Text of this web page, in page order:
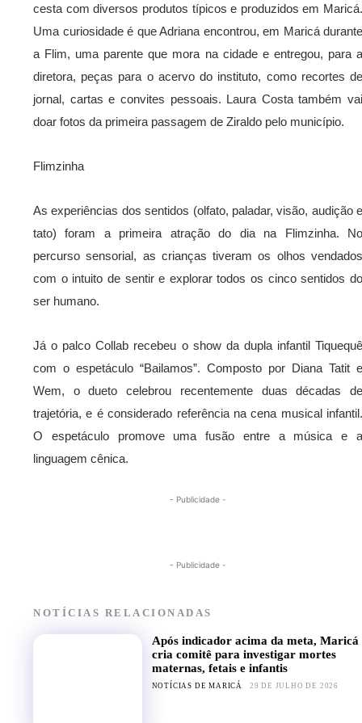
cesta com diversos produtos típicos e produzidos em Maricá.
Uma curiosidade é que Adriana encontrou, em Maricá durante
a Flim, uma parente que mora na cidade e entregou, para a
diretora, peças para o acervo do instituto, como recortes de
jornal, cartas e convites pessoais. Laura Costa também vai
doar fotos da primeira passagem de Ziraldo pelo município.
Flimzinha
As experiências dos sentidos (olfato, paladar, visão, audição e
tato) foram a primeira atração do dia na Flimzinha. No
percurso sensorial, as crianças tiveram os olhos vendados
com o intuito de sentir e explorar todos os cinco sentidos do
ser humano.
Já o palco Collab recebeu o show da dupla infantil Tiquequê
com o espetáculo “Bailamos”. Composto por Diana Tatit e
Wem, o dueto celebrou recentemente duas décadas de
trajetória, e é considerado referência na cena musical infantil.
O espetáculo promove uma fusão entre a música e a
linguagem cênica.
- Publicidade -
- Publicidade -
NOTÍCIAS RELACIONADAS
Após indicador acima da meta, Maricá
cria comitê para investigar mortes
maternas, fetais e infantis
NOTÍCIAS DE MARICÁ 29 DE JULHO DE 2026